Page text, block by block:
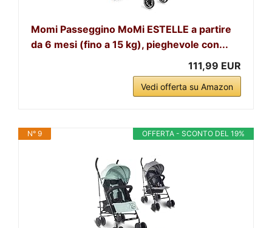
Momi Passeggino MoMi ESTELLE a partire
da 6 mesi (fino a 15 kg), pieghevole con...
111,99 EUR
Vedi offerta su Amazon
OFFERTA - SCONTO DEL 19%
N° 9